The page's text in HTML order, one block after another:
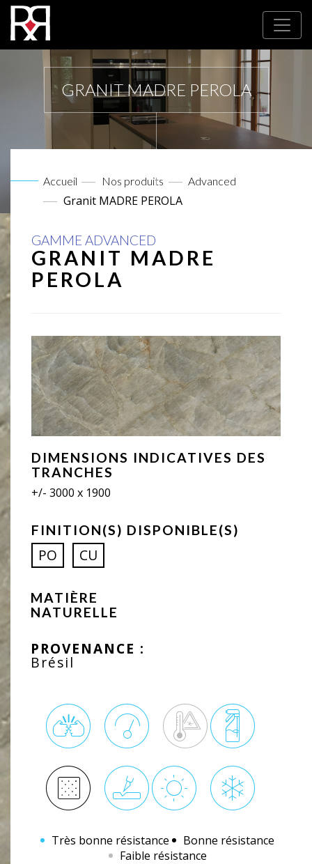
GRANIT MADRE PEROLA
Accueil Nos produits Advanced
Granit MADRE PEROLA
MATIÈRE
NATURELLE
PROVENANCE :
Brésil
GAMME ADVANCED
GRANIT MADRE
PEROLA
DIMENSIONS INDICATIVES DES
TRANCHES
+/- 3000 x 1900
FINITION(S) DISPONIBLE(S)
PO CU
Très bonne résistance
Bonne résistance
Faible résistance